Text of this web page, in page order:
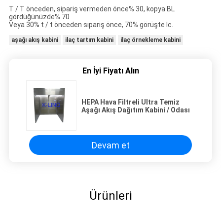
T / T önceden, sipariş vermeden önce% 30, kopya BL
gördüğünüzde% 70
Veya 30% t / t önceden sipariş önce, 70% görüşte lc.
aşağı akış kabini ilaç tartım kabini ilaç örnekleme kabini
En İyi Fiyatı Alın
HEPA Hava Filtreli Ultra Temiz
Aşağı Akış Dağıtım Kabini / Odası
Devam et
Ürünleri